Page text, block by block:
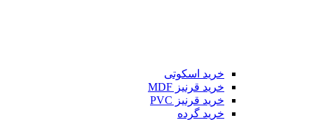
خرید اسکوتی
خرید قرنیز MDF
خرید قرنیز PVC
خرید گرده